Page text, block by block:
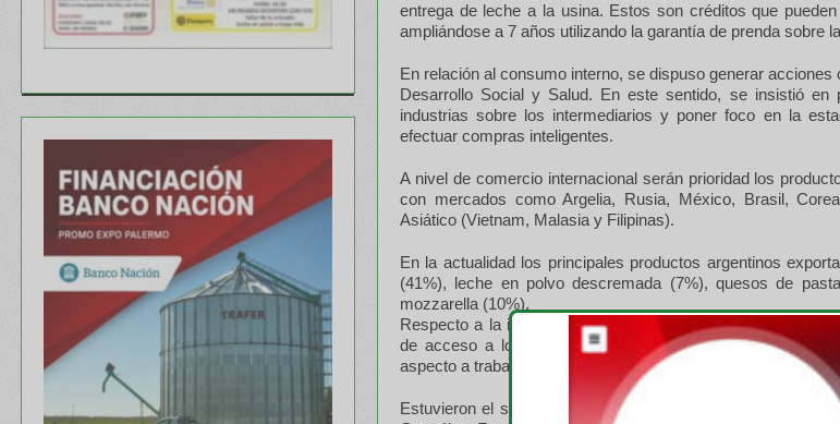
entrega de leche a la usina. Estos son créditos que
ampliándose a 7 años utilizando la garantía de prenda sobre
En relación al consumo interno, se dispuso generar
Desarrollo Social y Salud. En este sentido, se insistió en
industrias sobre los intermediarios y poner foco en la
efectuar compras inteligentes.
A nivel de comercio internacional serán prioridad los
con mercados como Argelia, Rusia, México, Brasil,
Asiático (Vietnam, Malasia y Filipinas).
En la actualidad los principales productos argentinos
(41%), leche en polvo descremada (7%), quesos de
mozzarella (10%).
Respecto a la infraestructura, fue solicitada la continuidad
de acceso a los tambos y una coordinación entre
aspecto a trabajar fue la conectividad en las zonas rurales.
Estuvieron el secretario de Comercio, Miguel Braun, el